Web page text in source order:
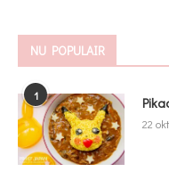
NU POPULAIR
1
22